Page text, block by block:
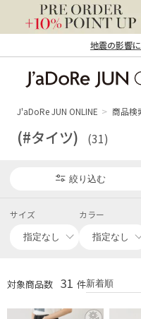
地震の影響
ン オンライン）
J'aDoRe JUN ONLINE 商品検
(#タイツ) (31)
絞り込む
サイズ カラー
対象商品数 31 件